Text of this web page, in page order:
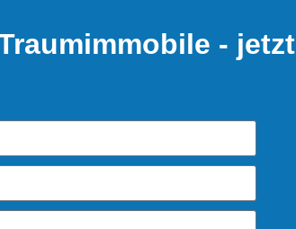
- jetzt